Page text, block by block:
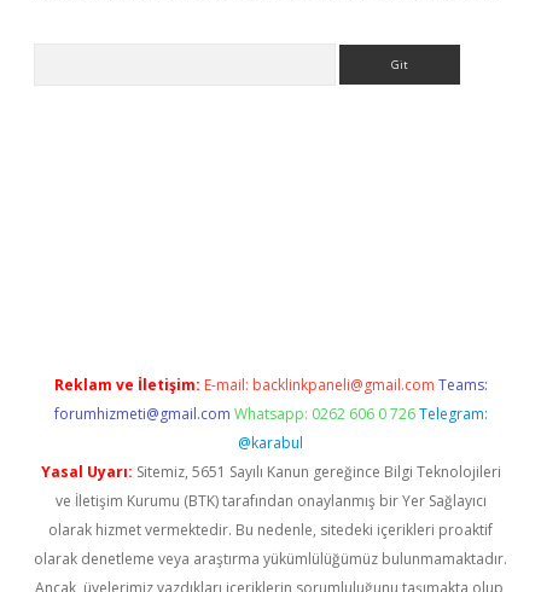
Reklam ve İletişim: E-mail: backlinkpaneli@gmail.com Teams:
forumhizmeti@gmail.com Whatsapp: 0262 606 0 726 Telegram:
@karabul
Yasal Uyarı: Sitemiz, 5651 Sayılı Kanun gereğince Bilgi Teknolojileri
ve İletişim Kurumu (BTK) tarafından onaylanmış bir Yer Sağlayıcı
olarak hizmet vermektedir. Bu nedenle, sitedeki içerikleri proaktif
olarak denetleme veya araştırma yükümlülüğümüz bulunmamaktadır.
Ancak, üyelerimiz yazdıkları içeriklerin sorumluluğunu taşımakta olup,